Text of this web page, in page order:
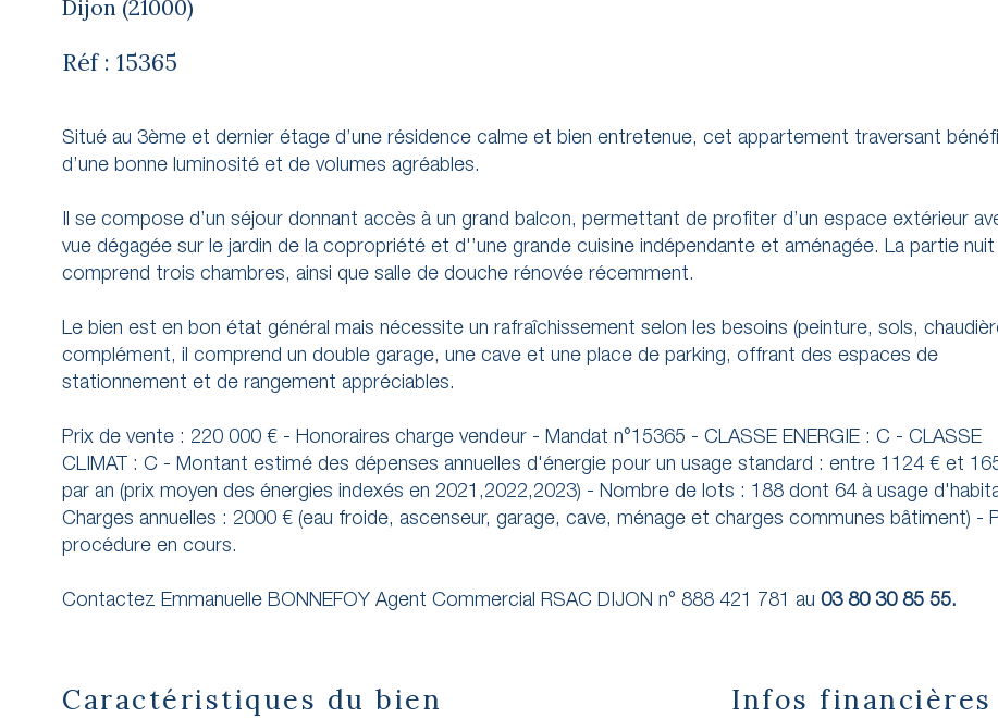
Dijon (21000)
Réf : 15365
Situé au 3ème et dernier étage d’une résidence calme et bien entretenue, cet appartement traversant
d’une bonne luminosité et de volumes agréables.
Il se compose d’un séjour donnant accès à un grand balcon, permettant de profiter d’un espace extérieur
vue dégagée sur le jardin de la copropriété et d'’une grande cuisine indépendante et aménagée. La partie nuit
comprend trois chambres, ainsi que salle de douche rénovée récemment.
Le bien est en bon état général mais nécessite un rafraîchissement selon les besoins (peinture, sols,
complément, il comprend un double garage, une cave et une place de parking, offrant des espaces de
stationnement et de rangement appréciables.
Prix de vente : 220 000 € - Honoraires charge vendeur - Mandat n°15365 - CLASSE ENERGIE : C - CLASSE
CLIMAT : C - Montant estimé des dépenses annuelles d'énergie pour un usage standard : entre 1124 € et
par an (prix moyen des énergies indexés en 2021,2022,2023) - Nombre de lots : 188 dont 64 à usage
Charges annuelles : 2000 € (eau froide, ascenseur, garage, cave, ménage et charges communes bâtiment) -
procédure en cours.
Contactez Emmanuelle BONNEFOY Agent Commercial RSAC DIJON n° 888 421 781 au 03 80 30 85 55.
Caractéristiques du bien Infos financières